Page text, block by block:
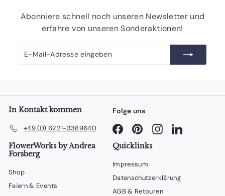
Abonniere schnell noch unseren Newsletter und
erfahre von unseren Sonderaktionen!
E-
eingeben
Abonnieren
In Kontakt kommen
+49 (0) 6221-3389640
Folge uns
FacebookPinterestInstagramLinkedIn
FlowerWorks by Andrea
Forsberg
Shop
Feiern & Events
Quicklinks
Impressum
Datenschutzerklärung
AGB & Retouren